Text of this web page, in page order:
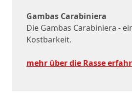
Gambas Carabiniera
Die Gambas Carabiniera -
Kostbarkeit.
mehr über die Rasse